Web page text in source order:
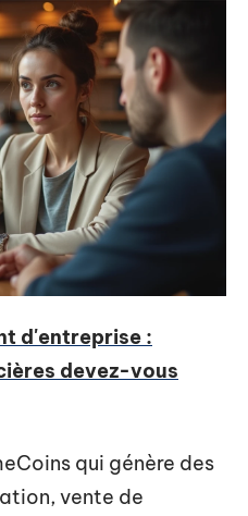
d'entreprise :
devez-vous
qui génère des
vente de